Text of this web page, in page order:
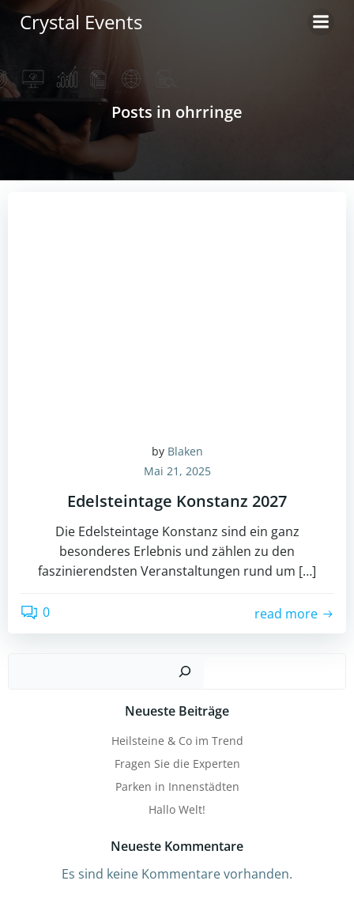
Crystal Events
Posts in ohrringe
by Blaken
Mai 21, 2025
Edelsteintage Konstanz 2027
Die Edelsteintage Konstanz sind ein ganz
besonderes Erlebnis und zählen zu den
faszinierendsten Veranstaltungen rund um […]
0 read more
Suchen
Neueste Beiträge
Heilsteine & Co im Trend
Fragen Sie die Experten
Parken in Innenstädten
Hallo Welt!
Neueste Kommentare
Es sind keine Kommentare vorhanden.